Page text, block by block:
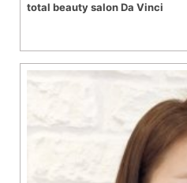
total beauty salon Da Vinci